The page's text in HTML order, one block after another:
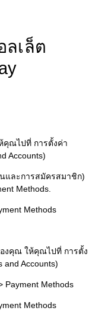
ลเล็ต
คุณไปที่ การตั้งค่า
Accounts)
และการสมัครสมาชิก)
Methods.
Methods
งคุณ ให้คุณไปที่ การตั้ง
Accounts)
Payment Methods
Methods